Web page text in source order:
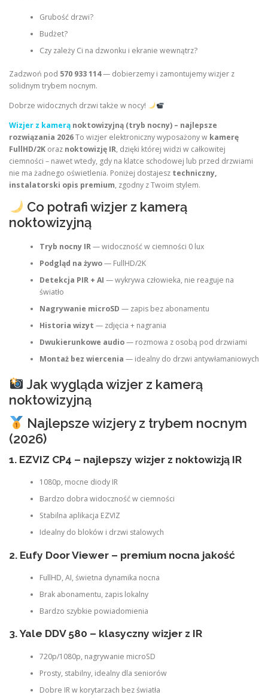
Grubość drzwi?
Budżet?
Czy zależy Ci na dzwonku i ekranie wewnątrz?
Zadzwoń pod 570 933 114— dobierzemy i zamontujemy wizjer z
solidnym trybem nocnym.
Dobrze widocznych drzwi także w nocy!
Wizjer z kamerą noktowizyjną (tryb nocny) – najlepsze
rozwiązania 2026To wizjer elektroniczny wyposażony w kamerę
FullHD/2K oraz noktowizję IR, dzięki której widzi w całkowitej
ciemności – nawet wtedy, gdy na klatce schodowej lub przed drzwiami
nie ma żadnego oświetlenia. Poniżej dostajesz techniczny,
instalatorski opis premium, zgodny z Twoim stylem.
Co potrafi wizjer z kamerą
noktowizyjną
Tryb nocny IR— widoczność w ciemności 0 lux
Podgląd na żywo— FullHD/2K
Detekcja PIR + AI — wykrywa człowieka, nie reaguje na
światło
Nagrywanie microSD — zapis bez abonamentu
Historia wizyt — zdjęcia + nagrania
Dwukierunkowe audio— rozmowa z osobą pod drzwiami
Montaż bez wiercenia — idealny do drzwi antywłamaniowych
Jak wygląda wizjer z kamerą
noktowizyjną
Najlepsze wizjery z trybem nocnym
(2026)
1. EZVIZ CP4 – najlepszy wizjer z noktowizją IR
1080p, mocne diody IR
Bardzo dobra widoczność w ciemności
Stabilna aplikacja EZVIZ
Idealny do bloków i drzwi stalowych
2. Eufy Door Viewer – premium nocna jakość
FullHD, AI, świetna dynamika nocna
Brak abonamentu, zapis lokalny
Bardzo szybkie powiadomienia
3. Yale DDV 580 – klasyczny wizjer z IR
720p/1080p, nagrywanie microSD
Prosty, stabilny, idealny dla seniorów
Dobre IR w korytarzach bez światła